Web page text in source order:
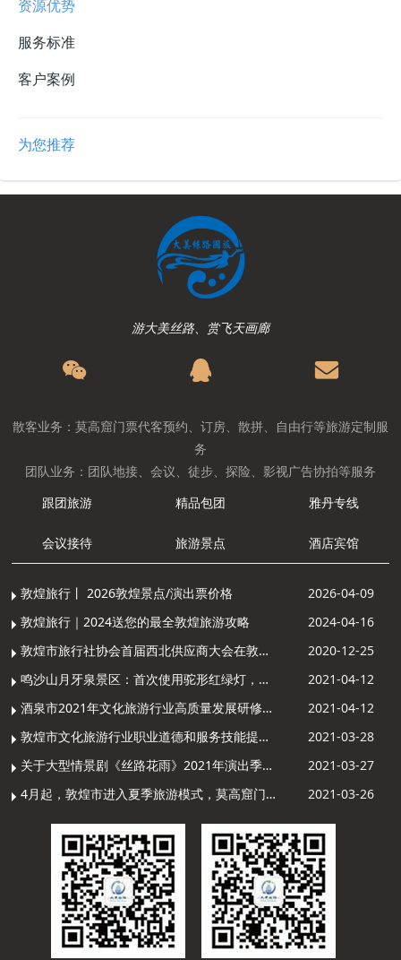
资源优势
服务标准
客户案例
为您推荐
游大美丝路、赏飞天画廊
散客业务：莫高窟门票代客预约、订房、散拼、自由行等旅游定制服
务
团队业务：团队地接、会议、徒步、探险、影视广告协拍等服务
跟团旅游
精品包团 雅丹专线
会议接待 旅游景点 酒店宾馆
敦煌旅行丨 2026敦煌景点/演出票价格
2026-04-09
敦煌旅行｜2024送您的最全敦煌旅游攻略
2024-04-16
敦煌市旅行社协会首届西北供应商大会在敦煌召开
2020-12-25
鸣沙山月牙泉景区：首次使用驼形红绿灯，骆驼“看驼灯绿了”走起来
2021-04-12
酒泉市2021年文化旅游行业高质量发展研修提升培训班敦煌分训点开班
2021-04-12
敦煌市文化旅游行业职业道德和服务技能提升导游专项培训成功举办
2021-03-28
关于大型情景剧《丝路花雨》2021年演出季开演的通知
2021-03-27
4月起，敦煌市进入夏季旅游模式，莫高窟门票价格调整
2021-03-26